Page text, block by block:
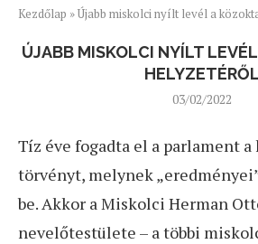
Kezdőlap »Újabb miskolci nyílt levél a
ÚJABB MISKOLCI NYÍLT
HELYZETÉRŐL
03/02/2022
Tíz éve fogadta el a parlament
törvényt, melynek
be. Akkor a Miskolci Herman
nevelőtestülete – a többi